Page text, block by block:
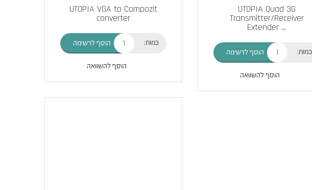
UTOPIA Quad 3G
Transmitter/Receiver
Extender ...
כמות: הוסף לרשימה
הוסף להשוואה
UTOPIA VGA to Compozit
converter
כמות: הוסף לרשימה
הוסף להשוואה